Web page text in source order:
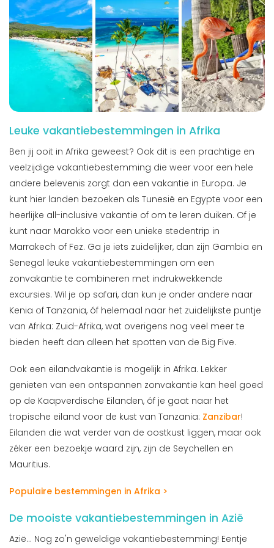
Leuke vakantiebestemmingen in Afrika
Ben jij ooit in Afrika geweest? Ook dit is een prachtige en
veelzijdige vakantiebestemming die weer voor een hele
andere belevenis zorgt dan een vakantie in Europa. Je
kunt hier landen bezoeken als Tunesië en Egypte voor een
heerlijke all-inclusive vakantie of om te leren duiken. Of je
kunt naar Marokko voor een unieke stedentrip in
Marrakech of Fez. Ga je iets zuidelijker, dan zijn Gambia en
Senegal leuke vakantiebestemmingen om een
zonvakantie te combineren met indrukwekkende
excursies. Wil je op safari, dan kun je onder andere naar
Kenia of Tanzania, óf helemaal naar het zuidelijkste puntje
van Afrika: Zuid-Afrika, wat overigens nog veel meer te
bieden heeft dan alleen het spotten van de Big Five.
Ook een eilandvakantie is mogelijk in Afrika. Lekker
genieten van een ontspannen zonvakantie kan heel goed
op de Kaapverdische Eilanden, óf je gaat naar het
tropische eiland voor de kust van Tanzania: Zanzibar!
Eilanden die wat verder van de oostkust liggen, maar ook
zéker een bezoekje waard zijn, zijn de Seychellen en
Mauritius.
Populaire bestemmingen in Afrika >
De mooiste vakantiebestemmingen in Azië
Azië... Nog zo'n geweldige vakantiebestemming! Eentje